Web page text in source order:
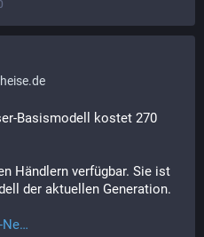
Basismodell kostet 270
Händlern verfügbar. Sie ist
der aktuellen Generation.